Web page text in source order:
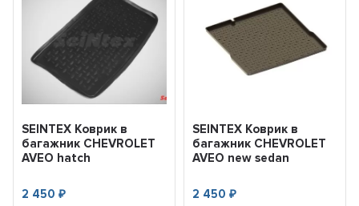
SEINTEX Коврик в
багажник CHEVROLET
AVEO hatch
(шт) (2006...
2 450₽
SEINTEX Коврик в
багажник CHEVROLET
AVEO new sedan
(шт) (...
2 450 ₽